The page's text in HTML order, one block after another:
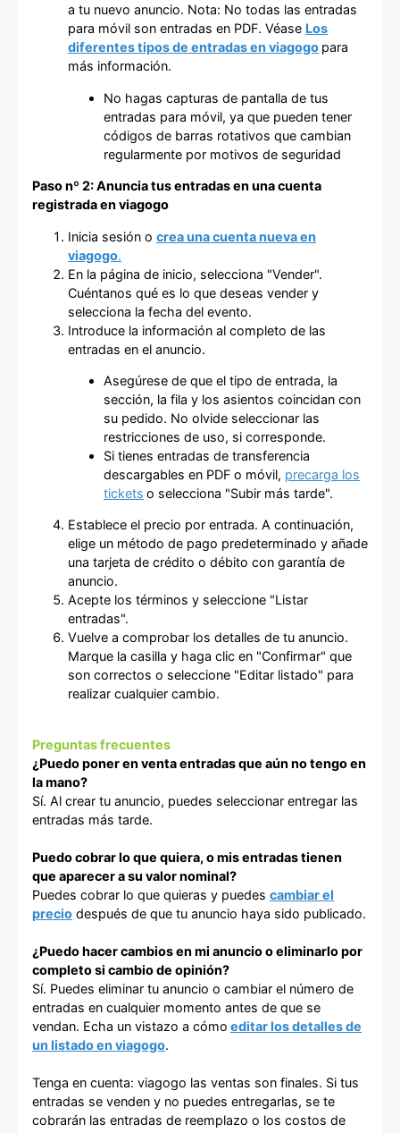
a tu nuevo anuncio. Nota: No todas las entradas
para móvil son entradas en PDF. Véase Los
diferentes tipos de entradas en viagogo para
más información.
No hagas capturas de pantalla de tus
entradas para móvil, ya que pueden tener
códigos de barras rotativos que cambian
regularmente por motivos de seguridad
Paso nº 2: Anuncia tus entradas en una cuenta
registrada en viagogo
Inicia sesión o crea una cuenta nueva en
viagogo.
En la página de inicio, selecciona "Vender".
Cuéntanos qué es lo que deseas vender y
selecciona la fecha del evento.
Introduce la información al completo de las
entradas en el anuncio.
Asegúrese de que el tipo de entrada, la
sección, la fila y los asientos coincidan con
su pedido. No olvide seleccionar las
restricciones de uso, si corresponde.
Si tienes entradas de transferencia
descargables en PDF o móvil, precarga los
tickets o selecciona "Subir más tarde".
Establece el precio por entrada. A continuación,
elige un método de pago predeterminado y añade
una tarjeta de crédito o débito con garantía de
anuncio.
Acepte los términos y seleccione "Listar
entradas".
Vuelve a comprobar los detalles de tu anuncio.
Marque la casilla y haga clic en "Confirmar" que
son correctos o seleccione "Editar listado" para
realizar cualquier cambio.
Preguntas frecuentes
¿Puedo poner en venta entradas que aún no tengo en
la mano?
Sí. Al crear tu anuncio, puedes seleccionar entregar las
entradas más tarde.
Puedo cobrar lo que quiera, o mis entradas tienen
que aparecer a su valor nominal?
Puedes cobrar lo que quieras y puedes cambiar el
precio después de que tu anuncio haya sido publicado.
¿Puedo hacer cambios en mi anuncio o eliminarlo por
completo si cambio de opinión?
Sí. Puedes eliminar tu anuncio o cambiar el número de
entradas en cualquier momento antes de que se
vendan. Echa un vistazo a cómo editar los detalles de
un listado en viagogo.
Tenga en cuenta: viagogo las ventas son finales. Si tus
entradas se venden y no puedes entregarlas, se te
cobrarán las entradas de reemplazo o los costos de